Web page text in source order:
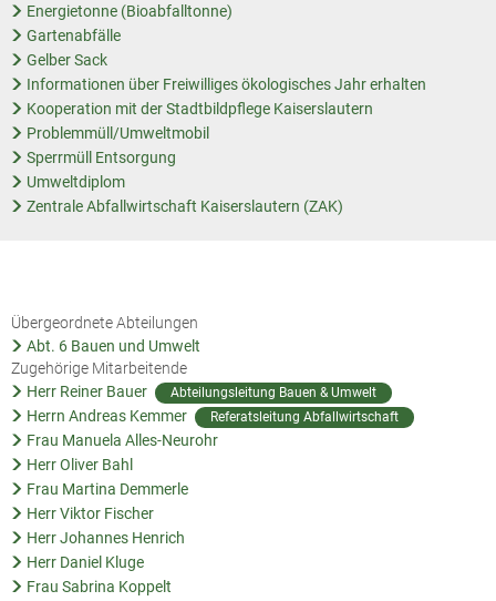
Energietonne (Bioabfalltonne)
Gartenabfälle
Gelber Sack
Informationen über Freiwilliges ökologisches Jahr erhalten
Kooperation mit der Stadtbildpflege Kaiserslautern
Problemmüll/Umweltmobil
Sperrmüll Entsorgung
Umweltdiplom
Zentrale Abfallwirtschaft Kaiserslautern (ZAK)
Übergeordnete Abteilungen
Abt. 6 Bauen und Umwelt
Zugehörige Mitarbeitende
Herr Reiner Bauer
Abteilungsleitung Bauen & Umwelt
Herrn Andreas Kemmer Referatsleitung Abfallwirtschaft
Frau Manuela Alles-Neurohr
Herr Oliver Bahl
Frau Martina Demmerle
Herr Viktor Fischer
Herr Johannes Henrich
Herr Daniel Kluge
Frau Sabrina Koppelt